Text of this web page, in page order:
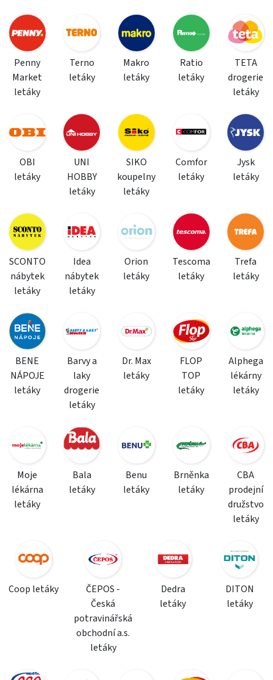
Penny
Market
letáky
Terno
letáky
Makro
letáky
Ratio
letáky
TETA
drogerie
letáky
OBI
letáky
UNI
HOBBY
letáky
SIKO
koupelny
letáky
Comfor
letáky
Jysk
letáky
SCONTO
nábytek
letáky
Idea
nábytek
letáky
Orion
letáky
Tescoma
letáky
Trefa
letáky
BENE
NÁPOJE
letáky
Barvy a
laky
drogerie
letáky
Dr. Max
letáky
FLOP
TOP
letáky
Alphega
lékárny
letáky
Moje
lékárna
letáky
Bala
letáky
Benu
letáky
Brněnka
letáky
CBA
prodejní
družstvo
letáky
Coop letáky
ČEPOS -
Česká
potravinářská
obchodní a.s.
letáky
Dedra
letáky
DITON
letáky